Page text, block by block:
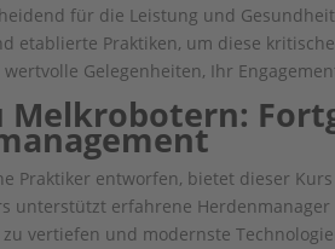
für die Leistung und
etablierte Praktiken, um diese
Gelegenheiten, Ihr
Melkrobotern:
Praktiker entworfen, bietet dieser
unterstützt erfahrene
zu vertiefen und modernste